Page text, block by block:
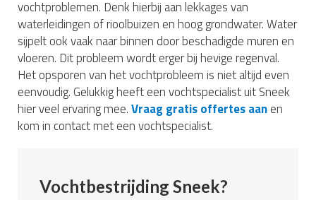
vochtproblemen. Denk hierbij aan lekkages van
waterleidingen of rioolbuizen en hoog grondwater. Water
sijpelt ook vaak naar binnen door beschadigde muren en
vloeren. Dit probleem wordt erger bij hevige regenval.
Het opsporen van het vochtprobleem is niet altijd even
eenvoudig. Gelukkig heeft een vochtspecialist uit Sneek
hier veel ervaring mee.Vraag gratis offertes aanen
kom in contact met een vochtspecialist.
Vochtbestrijding Sneek?